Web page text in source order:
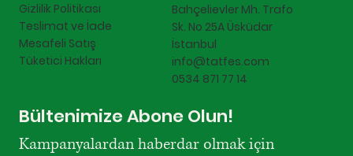
Gizlilik Politikası
Teslimat ve İade
Mesafeli Satış
Tüketici Hakları
Bahçelievler Mh. Trafo
Sk. No 25A Üsküdar
İstanbul
info@tatfes.com
0534 871 77 14
Bültenimize Abone Olun!
Kampanyalardan haberdar olmak için